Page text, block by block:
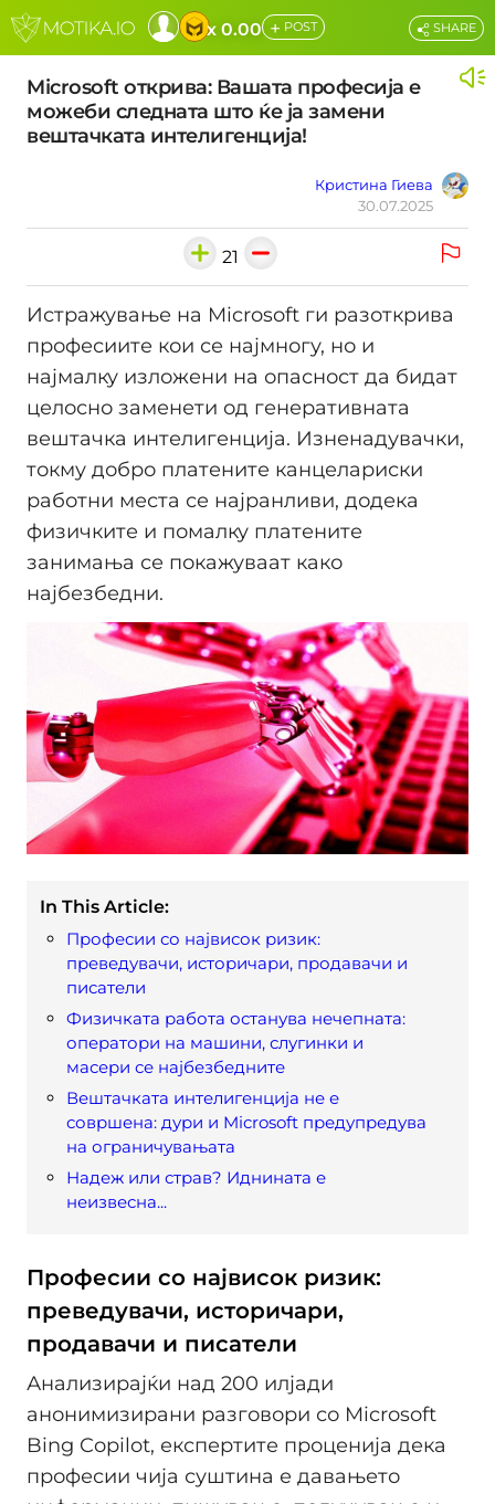
x 0.00 + POST
Microsoft открива: Вашата професија е
можеби следната што ќе ја замени
вештачката интелигенција!
Кристина Гиева
30.07.2025
SHARE
21
Истражување на Microsoft ги разоткрива
професиите кои се најмногу, но и
најмалку изложени на опасност да бидат
целосно заменети од генеративната
вештачка интелигенција. Изненадувачки,
токму добро платените канцелариски
работни места се најранливи, додека
физичките и помалку платените
занимања се покажуваат како
најбезбедни.
In This Article:
Професии со највисок ризик:
преведувачи, историчари, продавачи и
писатели
Физичката работа останува нечепната:
оператори на машини, слугинки и
масери се најбезбедните
Вештачката интелигенција не е
совршена: дури и Microsoft предупредува
на ограничувањата
Надеж или страв? Иднината е
неизвесна...
Професии со највисок ризик:
преведувачи, историчари,
продавачи и писатели
Анализирајќи над 200 илјади
анонимизирани разговори со Microsoft
Bing Copilot, експертите проценија дека
професии чија суштина е давањето